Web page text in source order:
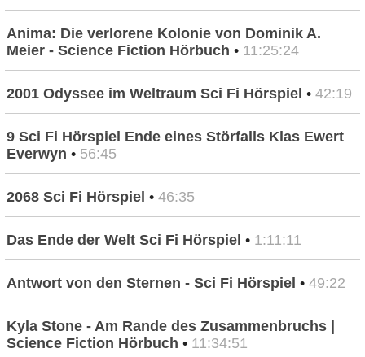
Anima: Die verlorene Kolonie von Dominik A.
Meier - Science Fiction Hörbuch • 11:25:24
2001 Odyssee im Weltraum Sci Fi Hörspiel • 42:19
9 Sci Fi Hörspiel Ende eines Störfalls Klas Ewert
Everwyn • 56:45
2068 Sci Fi Hörspiel • 46:35
Das Ende der Welt Sci Fi Hörspiel • 1:11:11
Antwort von den Sternen - Sci Fi Hörspiel • 49:22
Kyla Stone - Am Rande des Zusammenbruchs |
Science Fiction Hörbuch • 11:34:51